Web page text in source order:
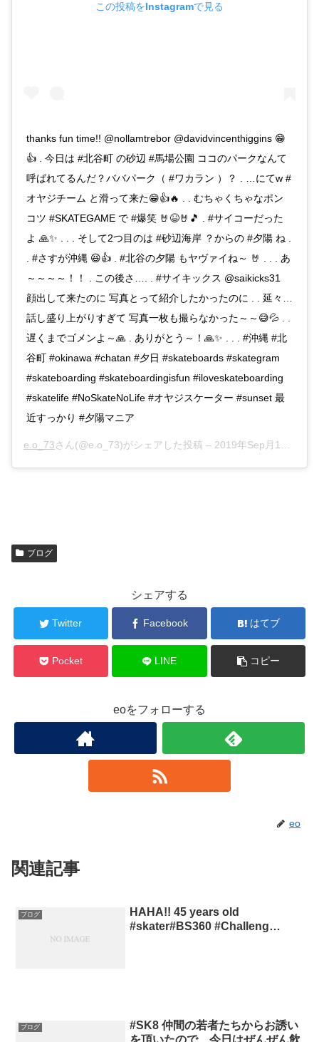
この投稿をInstagramで見る
thanks fun time!! @nollamtrebor @davidvincenthiggins 😁
👍 . 今日は #北谷町 の砂辺 #馬場公園 ココのパークなんて
呼ばれてるんだ？ババパーク（ #ワカラン ）？ . …にてw #
オヤジチーム と滑って来た😁👍🔥 . . むちゃくちゃなポン
コツ #SKATEGAME で #爆笑 🤘😆🤘🎵 . #サイコーだった
よ 🙏✨ . . . そして2つ目のは #砂辺海岸 ？からの #夕陽 ね .
. #さすが沖縄 😆👍 . #北谷の夕陽 もヤヴァイね～ 🤘 . . . あ
～～～～！！ . この後さ…. . #サイキックス @saikicks31
顔出して来たのに 写真とって紹介したかったのに . . 延々…
話し盛り上がりすぎて 写真一枚も撮らなかった～～😅💦 . .
遅くまでゴメンよ～🙏 . ありがとう～！🙏✨ . . . #沖縄 #北
谷町 #okinawa #chatan #夕日 #skateboards #skategram
#skateboarding #skateboardingisfun #iloveskateboarding
#skatelife #NoSkateNoLife #オヤジスケーター #sunset 最
近すっかり #夕陽マニア
e.o_73さん(@e.o_73)がシェアした投稿 – 2019年Sep月12日am8時11分PDT
ブログ
シェアする
Twitter Facebook はてブ
Pocket LINE コピー
eoをフォローする
eo
関連記事
ブログ
HAHA!! 45 years old
#skater#BS360 #Challeng…
ブログ
#SK8 仲間の若者たちからお誘い
を頂いたので、今日はぜんぜん飲